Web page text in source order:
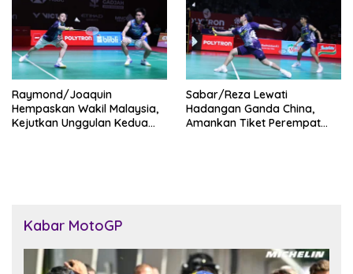
Raymond/Joaquin
Hempaskan Wakil Malaysia,
Kejutkan Unggulan Kedua
Sabar/Reza Lewati
Hadangan Ganda China,
Amankan Tiket Perempat
Kabar MotoGP